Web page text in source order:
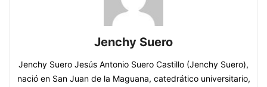
Jenchy Suero
Jenchy Suero Jesús Antonio Suero Castillo (Jenchy Suero),
nació en San Juan de la Maguana, catedrático universitario,